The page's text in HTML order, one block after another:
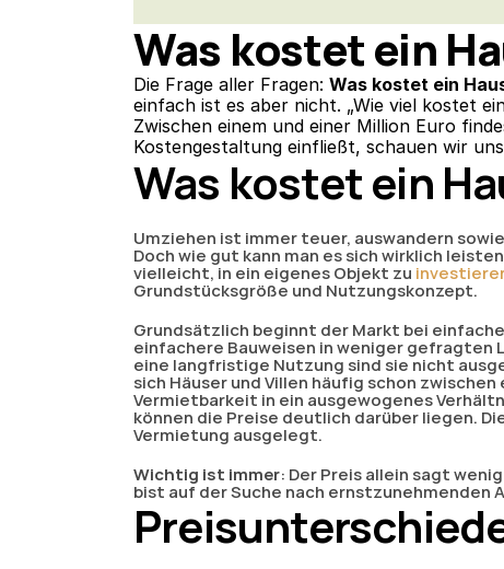
Was kostet ein
Die Frage aller Fragen: Was kostet ein
einfach ist es aber nicht. „Wie viel kostet
Zwischen einem und einer Million Euro
Kostengestaltung einfließt, schauen wir
Was kostet ein
Umziehen ist immer teuer, auswandern
Doch wie gut kann man es sich wirklich
vielleicht, in ein eigenes Objekt zu
Grundstücksgröße und Nutzungskonzept.
Grundsätzlich beginnt der Markt bei
einfachere Bauweisen in weniger gefragten
eine langfristige Nutzung sind sie nicht
sich Häuser und Villen häufig schon
Vermietbarkeit in ein ausgewogenes
können die Preise deutlich darüber liegen.
Vermietung ausgelegt.
Wichtig ist immer: Der Preis allein sagt
bist auf der Suche nach ernstzunehmenden